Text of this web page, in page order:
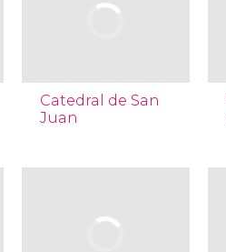
Catedral de San
Juan